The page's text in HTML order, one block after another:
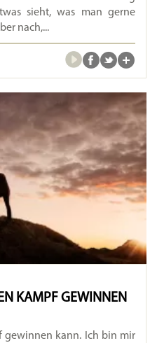
sieht, was man gerne
nach,...
KAMPF GEWINNEN K
gewinnen kann. Ich bin mir